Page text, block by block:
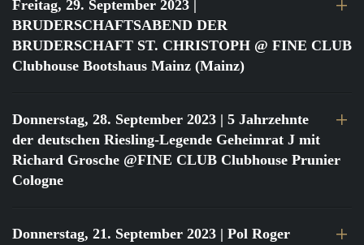
Freitag, 29. September 2023 |
BRUDERSCHAFTSABEND DER
BRUDERSCHAFT ST. CHRISTOPH @ FINE CLUB
Clubhouse Bootshaus Mainz (Mainz)
Donnerstag, 28. September 2023 | 5 Jahrzehnte
der deutschen Riesling-Legende Geheimrat J mit
Richard Grosche @FINE CLUB Clubhouse Prunier
Cologne
Donnerstag, 21. September 2023 | Pol Roger